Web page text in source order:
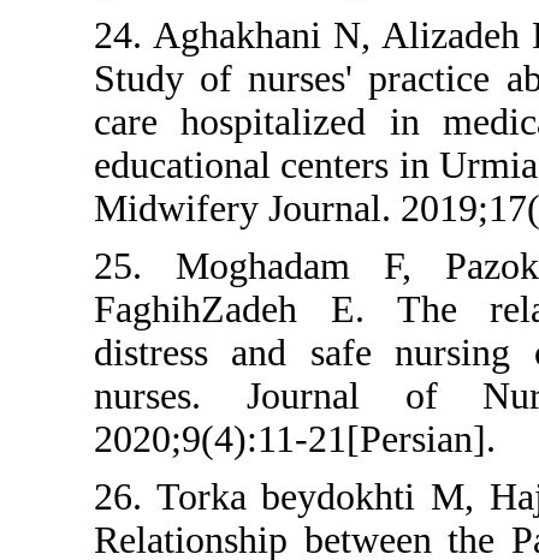
24. Aghakhani
Study of
care
educational
Midwifery
25.
FaghihZadeh
distress and
nurses.
2020;9(4):11-
26. Torka
Relationship